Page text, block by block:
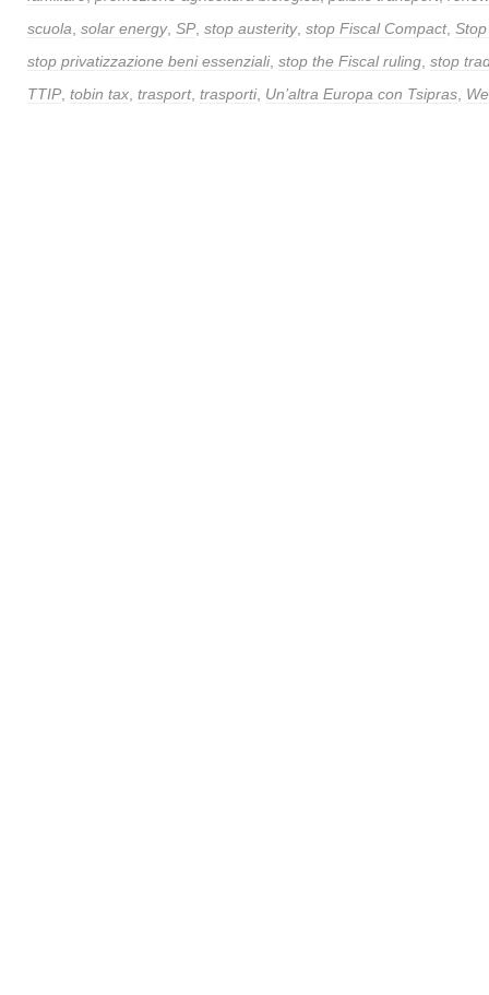
scuola solar energy, SP stop austerity, stop Fiscal Compact,
stop privatizzazione beni essenziali, stop the Fiscal ruling stop
TTIP tobin tax trasport, trasporti, Un’altra Europa con Tsipras